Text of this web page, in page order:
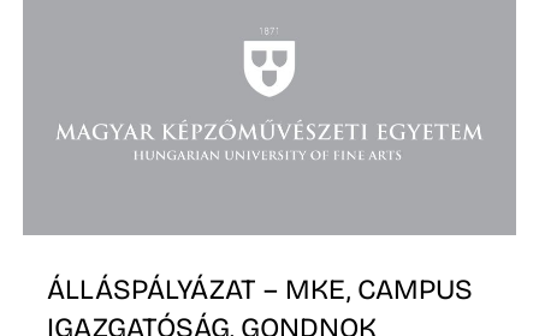
ÁLLÁSPÁLYÁZAT – MKE, CAMPUS
IGAZGATÓSÁG, GONDNOK